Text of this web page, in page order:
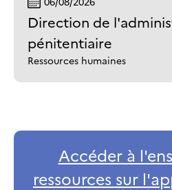
Direction de
pénitentiaire
Ressources humaines
Accéder à
ressources sur